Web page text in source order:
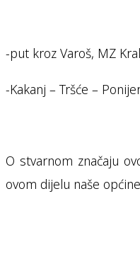
-put kroz Varoš, MZ
-Kakanj – Tršće –
O stvarnom značaju
ovom dijelu naše